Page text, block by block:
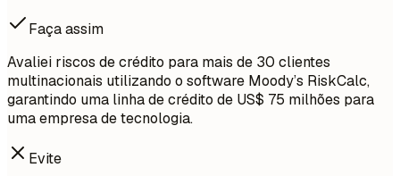
Faça assim
Avaliei riscos de crédito para mais de 30 clientes
multinacionais utilizando o software Moody’s RiskCalc,
garantindo uma linha de crédito de US$ 75 milhões para
uma empresa de tecnologia.
Evite